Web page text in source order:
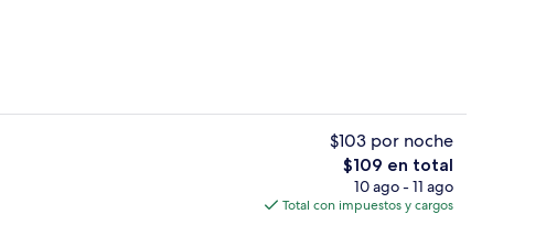
Área de juegos infantiles al aire libre
$103 por noche
El
precio
total
$109 en total
10 ago - 11 ago
Total con impuestos y cargos